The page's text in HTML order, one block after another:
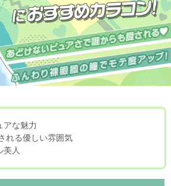
アな魅力
れる優しい雰囲気
美人